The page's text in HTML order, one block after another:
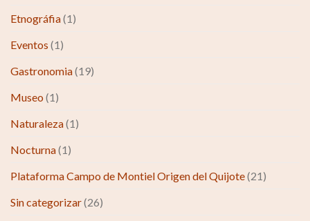
Etnográfia(1)
Eventos (1)
Gastronomia(19)
Museo (1)
Naturaleza(1)
Nocturna(1)
Plataforma Campo de Montiel Origen del Quijote(21)
Sin categorizar(26)